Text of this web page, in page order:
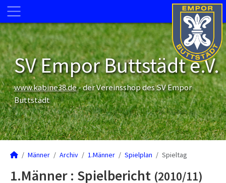
SV Empor Buttstädt e.V.
www.kabine38.de- der Vereinsshop des SV Empor
Buttstädt
Männer Archiv 1.Männer Spielplan Spieltag
1.Männer : Spielbericht (2010/11)